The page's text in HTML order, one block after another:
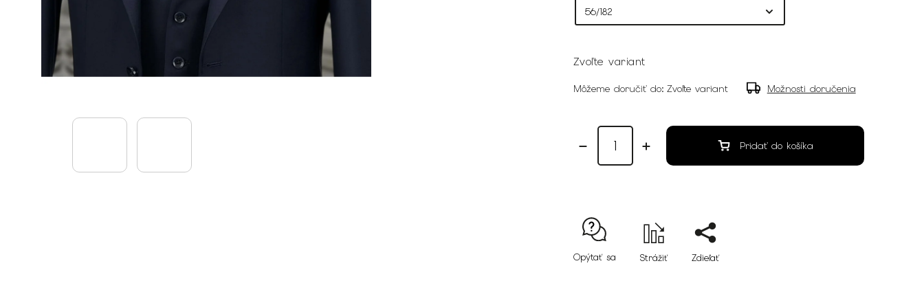
Zvoľte variant
Môžeme doručiť do: Zvoľte variant Možnosti doručenia
Pridať do košíka
Opýtať sa Strážiť Zdieľať